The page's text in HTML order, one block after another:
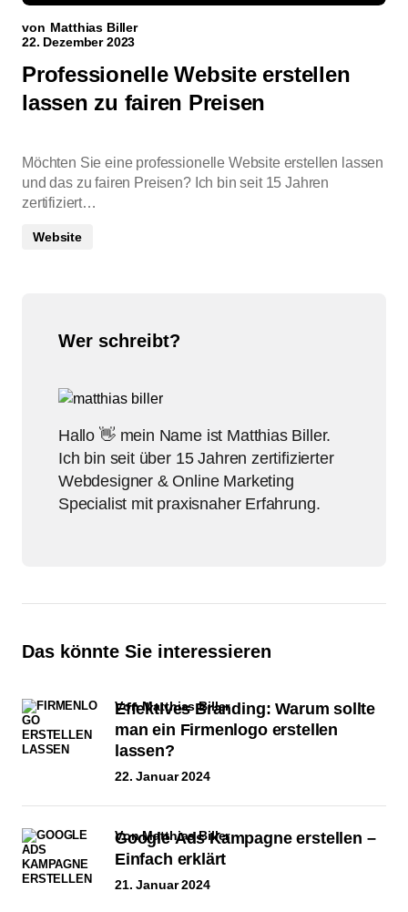
von Matthias Biller
22. Dezember 2023
Professionelle Website erstellen
lassen zu fairen Preisen
Möchten Sie eine professionelle Website erstellen lassen
und das zu fairen Preisen? Ich bin seit 15 Jahren
zertifiziert…
Website
Wer schreibt?
Hallo 👋 mein Name ist Matthias Biller.
Ich bin seit über 15 Jahren zertifizierter
Webdesigner & Online Marketing
Specialist mit praxisnaher Erfahrung.
Das könnte Sie interessieren
Effektives Branding: Warum sollte
man ein Firmenlogo erstellen
lassen?
von Matthias Biller
22. Januar 2024
Google Ads Kampagne erstellen –
Einfach erklärt
von Matthias Biller
21. Januar 2024